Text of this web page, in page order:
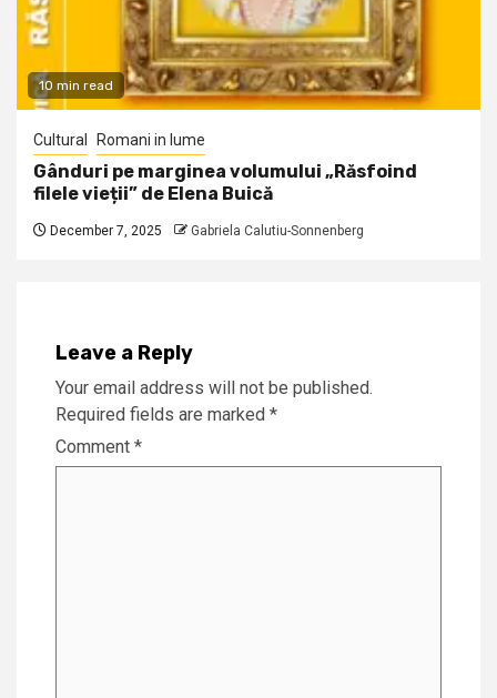
10 min read
Cultural Romani in lume
Gânduri pe marginea volumului „Răsfoind
filele vieții” de Elena Buică
December 7, 2025 Gabriela Calutiu-Sonnenberg
Leave a Reply
Your email address will not be published.
Required fields are marked *
Comment *